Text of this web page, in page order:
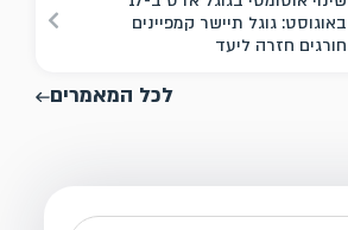
באוגוסט: גוגל תיישר קמפיינים
חורגים חזרה ליעד
לכל המאמרים